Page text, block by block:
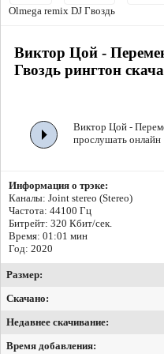
Olmega remix DJ Гвоздь
Виктор Цой -
Гвоздь рингтон
Виктор Цой -
прослушать онлайн
Информация о трэке:
Каналы: Joint stereo (Stereo)
Частота: 44100 Гц
Битрейт: 320 Кбит/сек.
Время: 01:01 мин
Год: 2020
Размер:
Скачано:
Недавнее скачивание:
Время добавления: